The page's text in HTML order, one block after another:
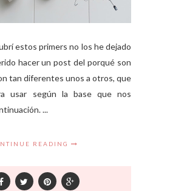
estos primers no los he dejado
hacer un post del porqué son
tan diferentes unos a otros, que
usar según la base que nos
...
READING